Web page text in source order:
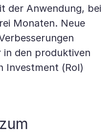
der Anwendung, bei
Monaten. Neue
in den produktiven
Investment (RoI)